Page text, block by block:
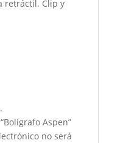
retráctil. Clip y
Aspen”
no será